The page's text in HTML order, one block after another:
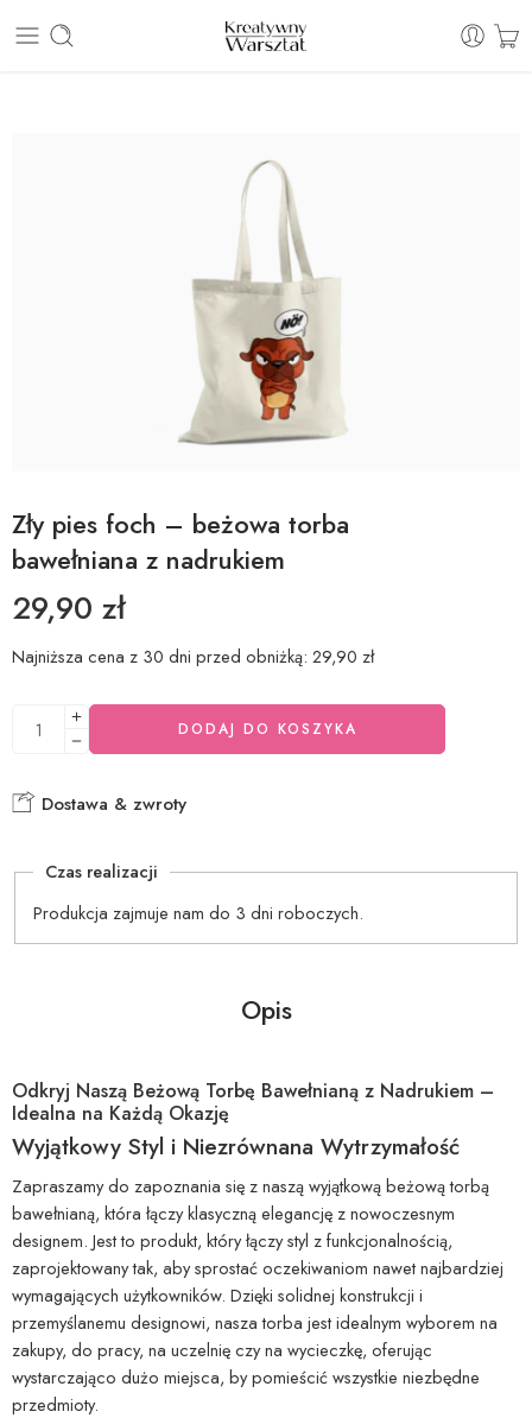
E: sklep@kreatywnywarsztat.pl | T: +48 530 933 786
Zły pies foch – beżowa torba
bawełniana z nadrukiem
29,90 zł
Najniższa cena z 30 dni przed obniżką: 29,90 zł
DODAJ DO KOSZYKA
Dostawa & zwroty
Czas realizacji
Produkcja zajmuje nam do 3 dni roboczych.
Opis
Odkryj Naszą Beżową Torbę Bawełnianą z Nadrukiem –
Idealna na Każdą Okazję
Wyjątkowy Styl i Niezrównana Wytrzymałość
Zapraszamy do zapoznania się z naszą wyjątkową beżową torbą
bawełnianą, która łączy klasyczną elegancję z nowoczesnym
designem. Jest to produkt, który łączy styl z funkcjonalnością,
zaprojektowany tak, aby sprostać oczekiwaniom nawet najbardziej
wymagających użytkowników. Dzięki solidnej konstrukcji i
przemyślanemu designowi, nasza torba jest idealnym wyborem na
zakupy, do pracy, na uczelnię czy na wycieczkę, oferując
wystarczająco dużo miejsca, by pomieścić wszystkie niezbędne
przedmioty.